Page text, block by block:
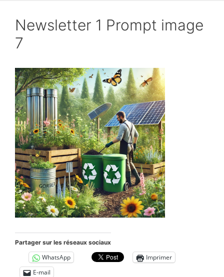
Newsletter 1 Prompt image
7
Partager sur les réseaux sociaux
WhatsApp
Imprimer
E-mail